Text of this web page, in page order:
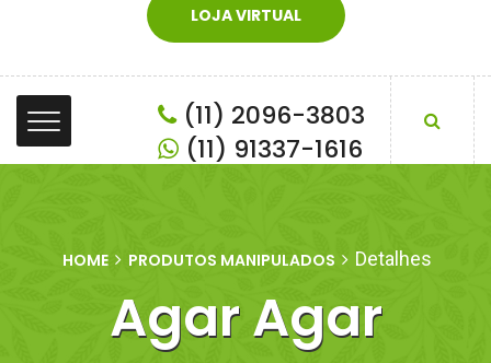
LOJA VIRTUAL
(11) 2096-3803
(11) 91337-1616
HOME PRODUTOS MANIPULADOS Detalhes
Agar Agar